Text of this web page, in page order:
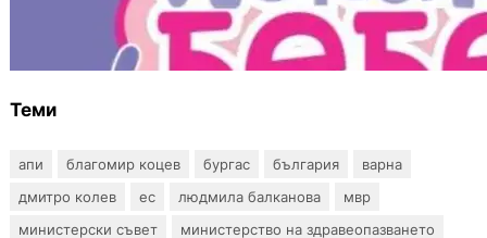
Инвитро подкрепата под въпрос? „Искам
бебе“ се обяви срещу прехвърлянето на
Центъра към НЗОК
Теми
апи благомир коцев бургас българия
варна
дмитро колев
ес людмила балканова
мвр
министерски съвет
министерство на здравеопазването